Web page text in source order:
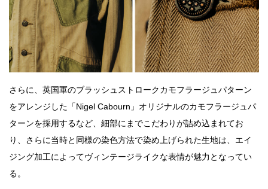
さらに、英国軍のブラッシュストロークカモフラージュパターン
をアレンジした「Nigel Cabourn」オリジナルのカモフラージュパ
ターンを採用するなど、細部にまでこだわりが詰め込まれてお
り、さらに当時と同様の染色方法で染め上げられた生地は、エイ
ジング加工によってヴィンテージライクな表情が魅力となってい
る。